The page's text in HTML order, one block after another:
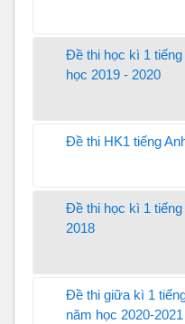
Đề thi học kì 1
học 2019 - 2020
Đề thi HK1 tiếng
Đề thi học kì 1
2018
Đề thi giữa kì 1
năm học 2020-2021